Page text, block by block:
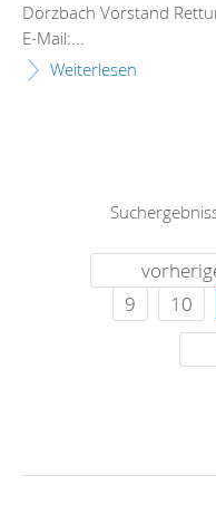
Dörzbach Vorstand
E-Mail:...
Weiterlesen
9
10